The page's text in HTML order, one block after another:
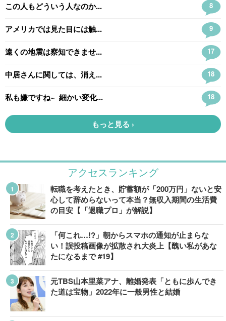
アクセスランキング
転職を考えたとき、貯蓄額が「200万円」ないと安
心して辞めらないって本当？無収入期間の生活費
の目安【「退職プロ」が解説】
「何これ…!?」朝からスマホの通知が止まらな
い！誤投稿画像が拡散され大炎上【醜い私があな
たになるまで #19】
元TBS山本里菜アナ、離婚発表「ともに歩んでき
た道は宝物」2022年に一般男性と結婚